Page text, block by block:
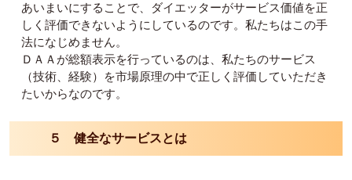
あいまいにすることで、ダイエッターがサービス価値を正
しく評価できないようにしているのです。私たちはこの手
法になじめません。
ＤＡＡが総額表示を行っているのは、私たちのサービス
（技術、経験）を市場原理の中で正しく評価していただき
たいからなのです。
５ 健全なサービスとは